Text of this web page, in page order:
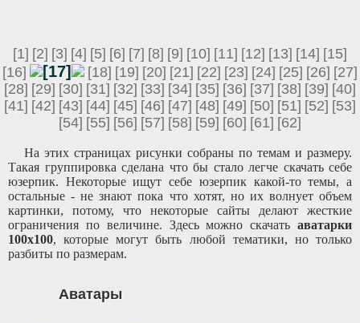
[1] [2] [3] [4] [5] [6] [7] [8] [9] [10] [11] [12] [13] [14] [15]
[16]
[17] [18] [19] [20] [21] [22] [23] [24] [25] [26] [27]
[28] [29] [30] [31] [32] [33] [34] [35] [36] [37] [38] [39] [40]
[41] [42] [43] [44] [45] [46] [47] [48] [49] [50] [51] [52] [53]
[54] [55] [56] [57] [58] [59] [60] [61] [62]
На этих страницах рисунки собраны по темам и размеру.
Такая группировка сделана что бы стало легче скачать себе
юзерпик. Некоторые ищут себе юзерпик какой-то темы, а
остальные - не знают пока что хотят, но их волнует объем
картинки, потому, что некоторые сайты делают жесткие
ограничения по величине. Здесь можно скачать аватарки
100x100, которые могут быть любой тематики, но только
разбиты по размерам.
Аватары